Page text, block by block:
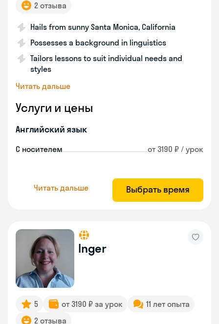
2 отзыва
Hails from sunny Santa Monica, California
Possesses a background in linguistics
Tailors lessons to suit individual needs and
styles
Читать дальше
Услуги и цены
Английский язык
С носителем от 3190 ₽ / урок
Читать дальше Выбрать время
Inger
5 от 3190 ₽ за урок
11 лет опыта
2 отзыва